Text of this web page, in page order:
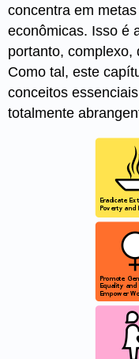
concentra em
econômicas. Isso é
portanto, complexo,
Como tal, este
conceitos
totalmente